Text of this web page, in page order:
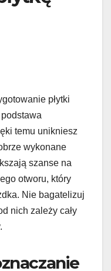
płytki
temu unikniesz
wykonane
szanse na
otworu, który
Nie bagatelizuj
nich zależy cały